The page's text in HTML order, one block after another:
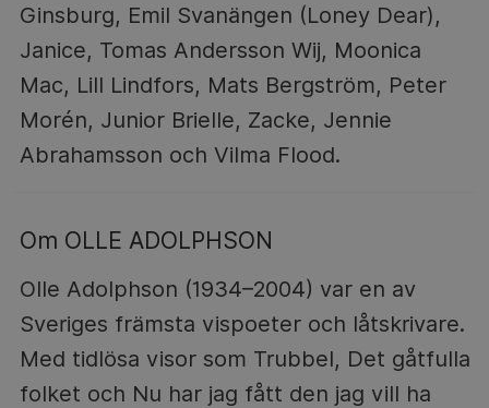
Ginsburg, Emil Svanängen (Loney Dear),
Janice, Tomas Andersson Wij, Moonica
Mac, Lill Lindfors, Mats Bergström, Peter
Morén, Junior Brielle, Zacke, Jennie
Abrahamsson och Vilma Flood.
Om OLLE ADOLPHSON
Olle Adolphson (1934–2004) var en av
Sveriges främsta vispoeter och låtskrivare.
Med tidlösa visor som Trubbel, Det gåtfulla
folket och Nu har jag fått den jag vill ha